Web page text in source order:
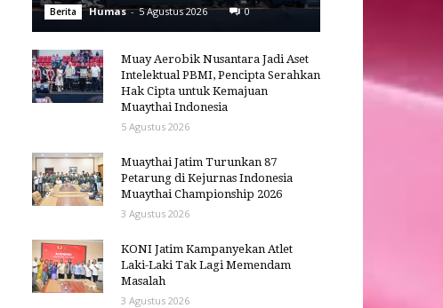
Berita Humas - 5 Agustus 2026 0
Muay Aerobik Nusantara Jadi Aset
Intelektual PBMI, Pencipta Serahkan
Hak Cipta untuk Kemajuan
Muaythai Indonesia
5 Agustus 2026
Muaythai Jatim Turunkan 87
Petarung di Kejurnas Indonesia
Muaythai Championship 2026
3 Agustus 2026
KONI Jatim Kampanyekan Atlet
Laki-Laki Tak Lagi Memendam
Masalah
3 Agustus 2026